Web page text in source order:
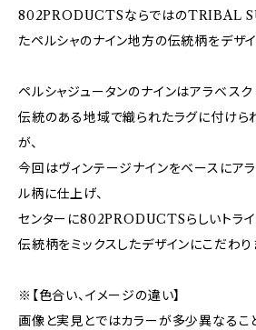
802PRODUCTSならではのTRIBAL
たペルシャのナイン地方の伝統柄をデザイ
ペルシャジュータンのナインはアラベス
伝統のある地域で織られたラグに付けら
が、
今回はヴィンテージナインをベースにア
ル柄に仕上げ、
センターに802PRODUCTSらしいトライ
伝統柄をミックスしたデザインにこだわり
※【色合い、イメージの違い】
画像と実見とではカラーが多少異なるこ